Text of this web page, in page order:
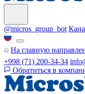
@micros_group_bot
На главную
+998 (71) 200-34-34
Обратиться в